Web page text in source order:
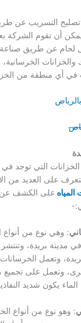
تصليح التسريب عن
أن تقوم الشركة
لحام عن طريق صناعة
والخزانات
في أي منطقة من
الخزانات التي توجد
على العديد من
على الكشف عن
: وهي نوع من أنواع
مدينة بريدة،
وتعمل
وتعمل على تجميع
يكون شديد
: وهو نوع من أنواع